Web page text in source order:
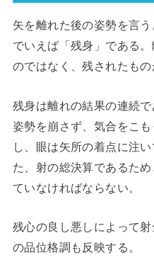
矢を離れた後の姿勢を言
でいえば「残身」である
のではなく、残されたもの
残身は離れの結果の連続
姿勢を崩さず、気合をこ
し、眼は矢所の着点に注
た、射の総決算であるた
ていなければならない。
残心の良し悪しによって
の品位格調も反映する。